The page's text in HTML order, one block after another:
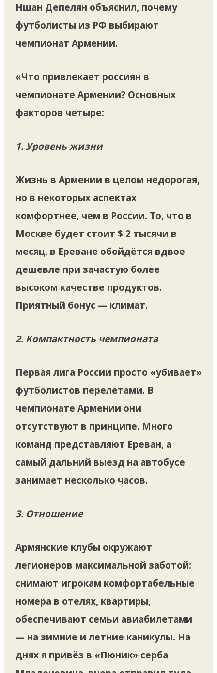
Ншан Депелян объяснил, почему
футболисты из РФ выбирают
чемпионат Армении.
«Что привлекает россиян в
чемпионате Армении? Основных
факторов четыре:
1. Уровень жизни
Жизнь в Армении в целом недорогая,
но в некоторых аспектах
комфортнее, чем в России. То, что в
Москве будет стоит $ 2 тысячи в
месяц, в Ереване обойдётся вдвое
дешевле при зачастую более
высоком качестве продуктов.
Приятный бонус — климат.
2. Компактность чемпионата
Первая лига России просто «убивает»
футболистов перелётами. В
чемпионате Армении они
отсутствуют в принципе. Много
команд представляют Ереван, а
самый дальний выезд на автобусе
занимает несколько часов.
3. Отношение
Армянские клубы окружают
легионеров максимальной заботой:
снимают игрокам комфортабельные
номера в отелях, квартиры,
обеспечивают семьи авиабилетами
— на зимние и летние каникулы. На
днях я привёз в «Пюник» серба